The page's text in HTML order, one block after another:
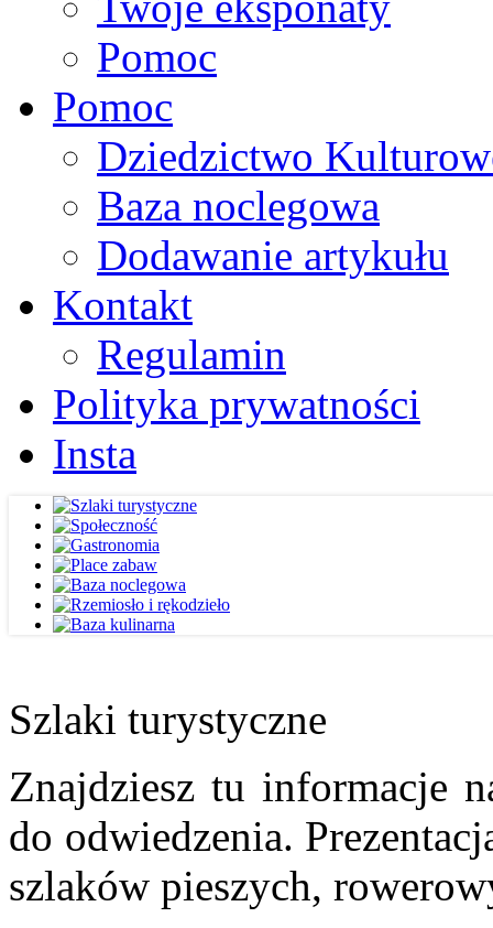
Pomoc
Pomoc
Dziedzictwo
Baza noclegowa
Dodawanie artykułu
Kontakt
Regulamin
Polityka prywatności
Insta
Szlaki turystyczne
Znajdziesz tu informacje
do odwiedzenia.
szlaków pieszych,